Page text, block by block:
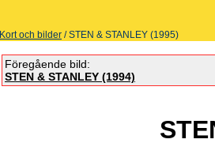
Kort och bilder / STEN & STANLEY (1995)
Föregående bild:
STEN & STANLEY (1994)